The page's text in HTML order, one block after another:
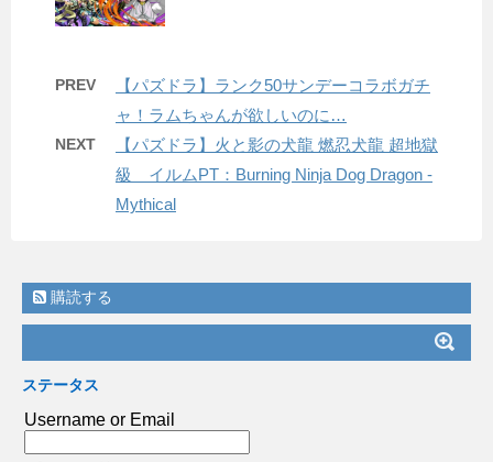
PREV
【パズドラ】ランク50サンデーコラボガチ
ャ！ラムちゃんが欲しいのに…
NEXT
【パズドラ】火と影の犬龍 燃忍犬龍 超地獄
級 イルムPT：Burning Ninja Dog Dragon -
Mythical
購読する
ステータス
Username or Email